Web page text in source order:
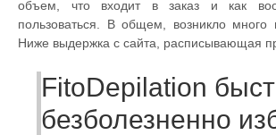
объем, что входит в заказ и как
пользоваться. В общем, возникло много
Ниже выдержка с сайта, расписывающая
FitoDepilation
безболезненно